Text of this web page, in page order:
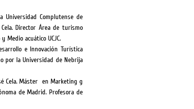
Universidad Complutense de
Director Área de turismo
Medio acuático UCJC.
e Innovación Turística
por la Universidad de Nebrija
Cela. Máster en Marketing g
de Madrid. Profesora de